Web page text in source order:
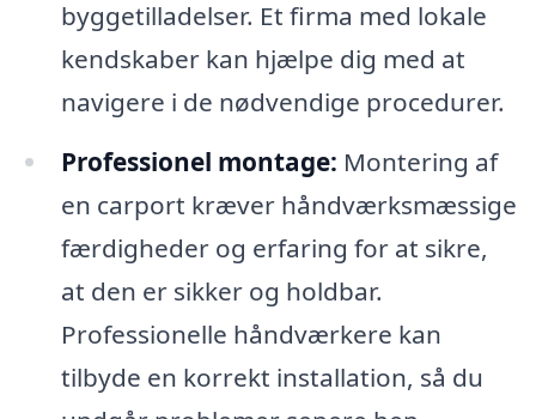
byggetilladelser. Et firma med lokale
kendskaber kan hjælpe dig med at
navigere i de nødvendige procedurer.
Professionel montage: Montering af
en carport kræver håndværksmæssige
færdigheder og erfaring for at sikre,
at den er sikker og holdbar.
Professionelle håndværkere kan
tilbyde en korrekt installation, så du